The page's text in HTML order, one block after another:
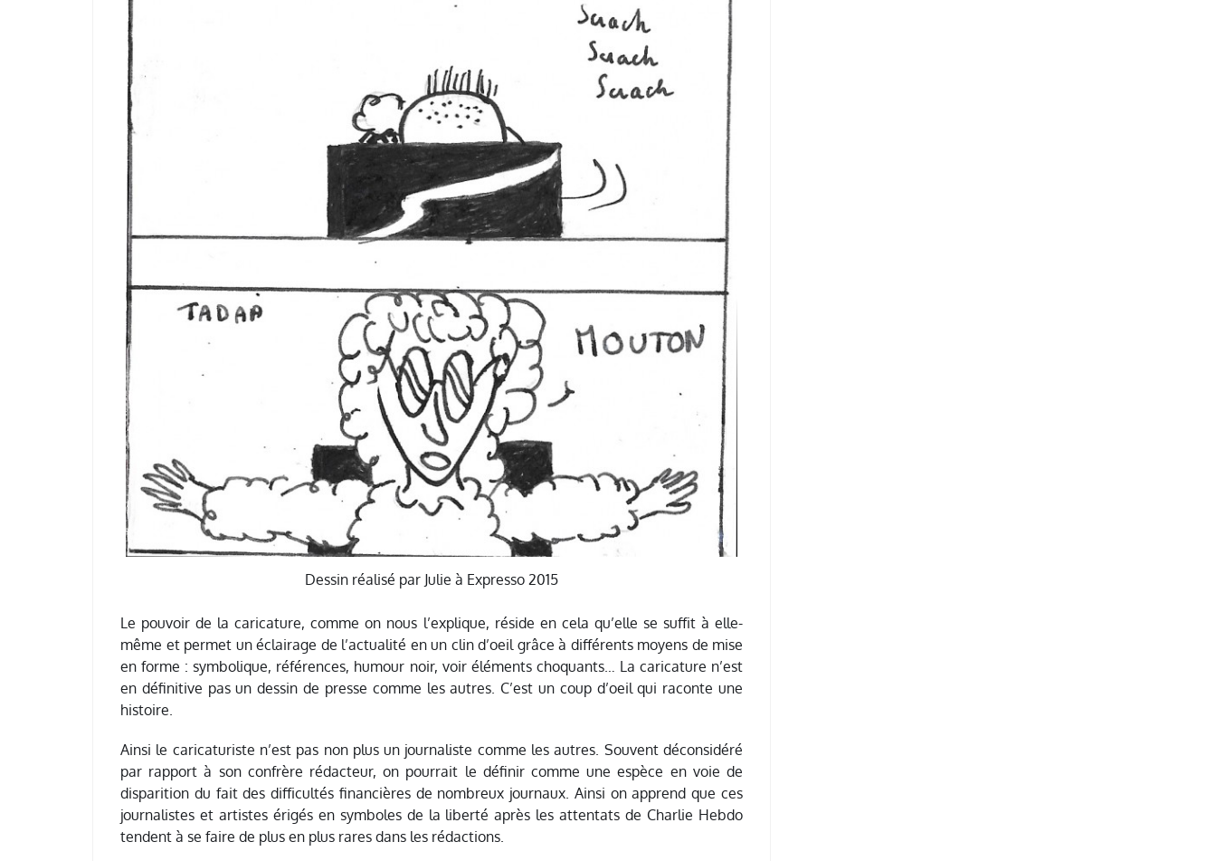
Dessin réalisé par Julie à Expresso 2015
Le pouvoir de la caricature, comme on nous l’explique, réside en cela qu’elle se suffit à elle-
même et permet un éclairage de l’actualité en un clin d’oeil grâce à différents moyens de mise
en forme : symbolique, références, humour noir, voir éléments choquants… La caricature n’est
en définitive pas un dessin de presse comme les autres. C’est un coup d’oeil qui raconte une
histoire.
Ainsi le caricaturiste n’est pas non plus un journaliste comme les autres. Souvent déconsidéré
par rapport à son confrère rédacteur, on pourrait le définir comme une espèce en voie de
disparition du fait des difficultés financières de nombreux journaux. Ainsi on apprend que ces
journalistes et artistes érigés en symboles de la liberté après les attentats de Charlie Hebdo
tendent à se faire de plus en plus rares dans les rédactions.